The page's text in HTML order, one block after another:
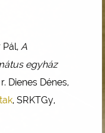
A
egyház
Dienes Dénes,
, SRKTGy,